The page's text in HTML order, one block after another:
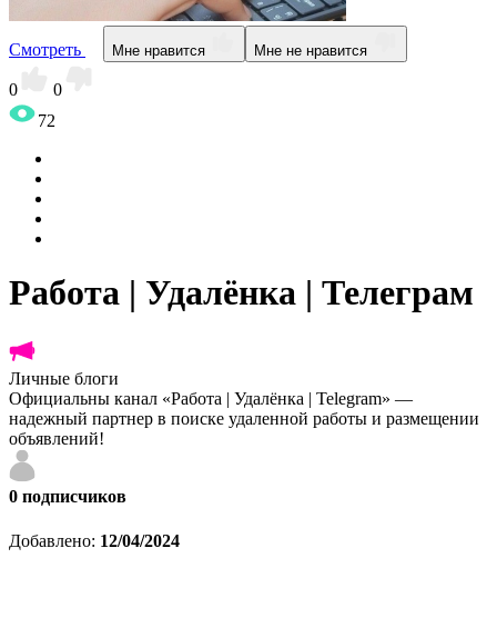
Смотреть Мне нравится Мне не нравится
0
0
72
Работа | Удалёнка | Телеграм
Личные блоги
Официальны канал «Работа | Удалёнка | Telegram» —
надежный партнер в поиске удаленной работы и размещении
объявлений!
0 подписчиков
Добавлено: 12/04/2024